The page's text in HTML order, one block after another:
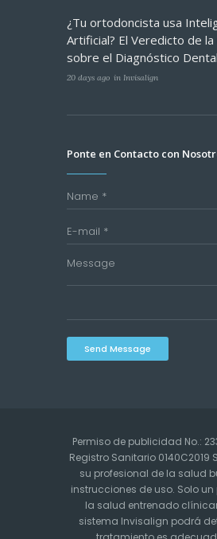
¿Tu ortodoncista usa
Artificial? El Veredicto de la
sobre el Diagnóstico Dental
20 days ago in Invisalign
Ponte en Contacto con
Send Message
Permiso de publicidad No.:
Registro Sanitario 0140C2019
su profesional de la salud
instrucciones de uso. Solo
la salud entrenado
sistema Invisalign podrá